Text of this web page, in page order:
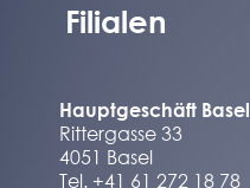
Filialen
Hauptgeschäft Basel
Rittergasse 33
4051 Basel
Tel. +41 61 272 18 78